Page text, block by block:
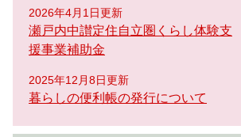
2026年4月1日更新
瀬戸内中讃定住自立圏くらし体験支
援事業補助金
2025年12月8日更新
暮らしの便利帳の発行について